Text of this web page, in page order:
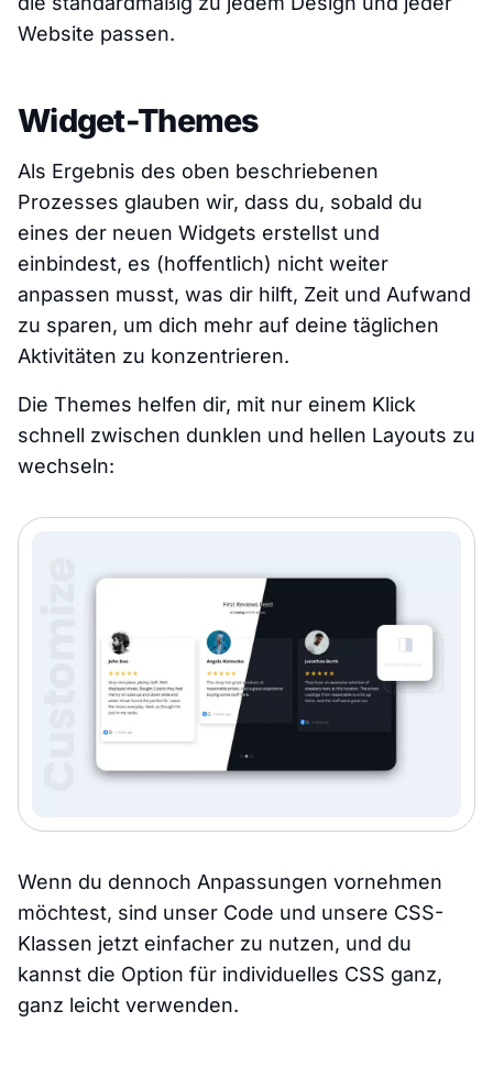
Website passen.
Widget-Themes
Als Ergebnis des oben beschriebenen
Prozesses glauben wir, dass du, sobald du
eines der neuen Widgets erstellst und
einbindest, es (hoffentlich) nicht weiter
anpassen musst, was dir hilft, Zeit und Aufwand
zu sparen, um dich mehr auf deine täglichen
Aktivitäten zu konzentrieren.
Die Themes helfen dir, mit nur einem Klick
schnell zwischen dunklen und hellen Layouts zu
wechseln:
Wenn du dennoch Anpassungen vornehmen
möchtest, sind unser Code und unsere CSS-
Klassen jetzt einfacher zu nutzen, und du
kannst die Option für individuelles CSS ganz,
ganz leicht verwenden.